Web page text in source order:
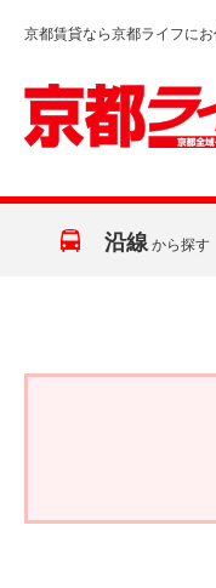
京都賃貸なら京都ライフに
沿線 から探す